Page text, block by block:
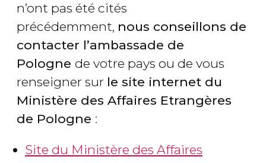
n’ont pas été cités
précédemment, nous conseillons de
contacter l’ambassade de
Pologne de votre pays ou de vous
renseigner sur le site internet du
Ministère des Affaires Etrangères
de Pologne :
Site du Ministère des Affaires